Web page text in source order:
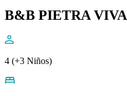
B&B PIETRA VIVA
4 (+3 Niños)